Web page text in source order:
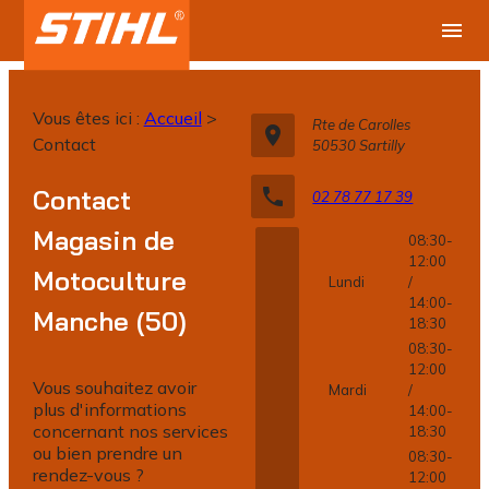
menu
Vous êtes ici : Accueil >
Contact
Contact
Magasin de
Motoculture
Manche (50)
Vous souhaitez avoir
plus d'informations
concernant nos services
ou bien prendre un
rendez-vous ?
place
Rte de Carolles
50530 Sartilly
phone 02 78 77 17 39
Lundi
08:30-
12:00
/
14:00-
18:30
Mardi
08:30-
12:00
/
14:00-
18:30
08:30-
12:00
Panneau de gestion des cookies